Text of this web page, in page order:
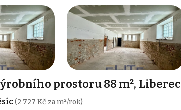
prostoru 88 m², Liberec
(2 727 Kč za m²/rok)